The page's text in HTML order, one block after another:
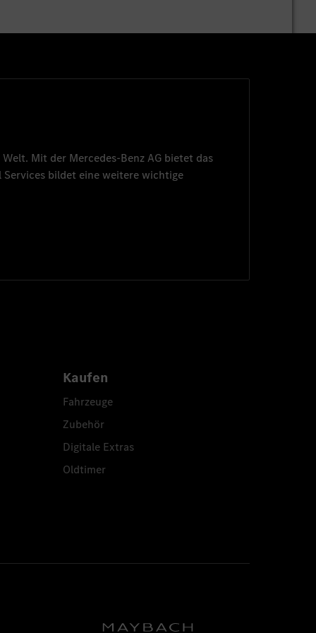
Mit der Mercedes-Benz AG bietet das
Services bildet eine weitere wichtige
Kaufen
Fahrzeuge
Zubehör
Digitale Extras
Oldtimer